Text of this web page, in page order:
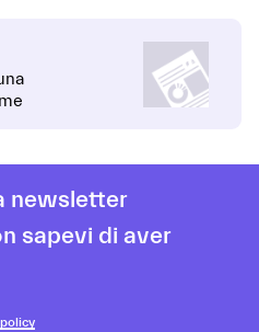
newsletter
sapevi di aver